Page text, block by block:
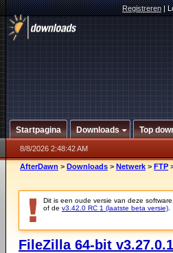
Registreren|
Startpagina Downloads Top
8/8/2026 2:48:42 AM
AfterDawn > Downloads > Netwerk > FTP
Dit is een oude versie van deze
of de v3.42.0 RC 1 (laatste beta versie)
FileZilla 64-bit v3.27.0.1